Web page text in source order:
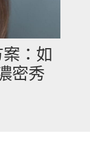
：如
密秀